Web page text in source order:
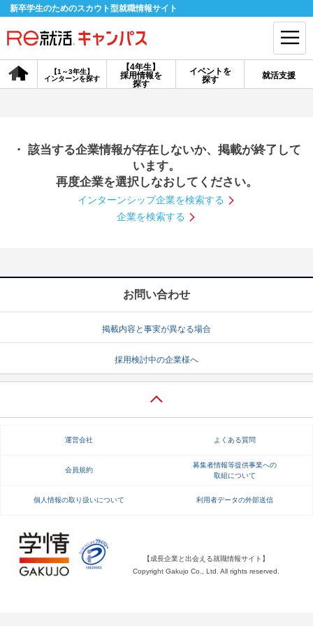
新卒学生のためのスカウト型就職情報サイト
【4年生】
採用情報を
探す
【1～3年生】
インターンを探す
イベントを
探す
就活支援
会員登録 ログイン
探す
【4年生】
説明会を探す
インターンを探す
就活ノウハウ・サポート
就活ノウハウが満載！ お役立ち記事・相談室など
就活ニュースペーパー よくある質問
不明点があればこちら
・ 該当する企業情報が存在しないか、掲載が終了して
います。
再度企業を選択しなおしてください。
インターンシップ企業を検索する
企業を検索する
お問い合わせ
掲載内容と事実が異なる場合
採用検討中の企業様へ
運営会社 よくある質問
会員規約
募集者情報等提供事業への
取組について
個人情報の取り扱いについて 利用者データの外部送信
【成長企業と出会える就職情報サイト】
Copyright Gakujo Co., Ltd. All rights reserved.